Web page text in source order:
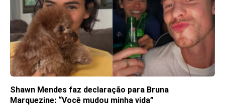
Shawn Mendes faz declaração para Bruna
Marquezine: “Você mudou minha vida”